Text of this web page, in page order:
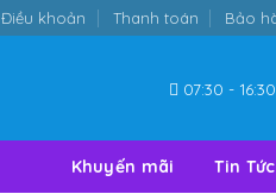
Điều khoản Thanh toán Bảo
07:30 -
Khuyến mãi Tin